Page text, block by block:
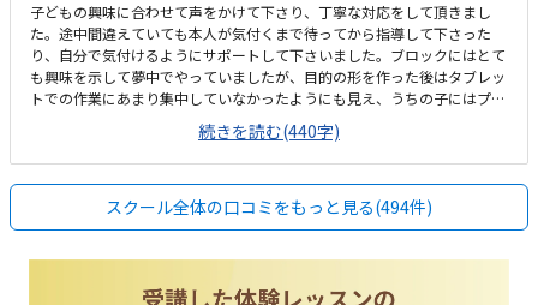
子どもの興味に合わせて声をかけて下さり、丁寧な対応をして頂きまし
た。途中間違えていても本人が気付くまで待ってから指導して下さった
り、自分で気付けるようにサポートして下さいました。ブロックにはとて
も興味を示して夢中でやっていましたが、目的の形を作った後はタブレッ
トでの作業にあまり集中していなかったようにも見え、うちの子にはプロ
グラミングとしては興味の方向が違うのかなぁという印象でした。駅から
も近く、場所も分かりやすかったです。車では行きにくく、駐車場もない
ので、雨の日の送迎をどうしようかなぁというところです。本来は中高生
以上が対象の塾なのだと思うので殺風景な印象ではありましたが、子ども
にとっては余計な誘惑もなく良いのかもしれません。月に2回でこの値段
かぁとは思いましたが、プログラミング教室としての相場感では大差ない
るのが楽しかったようです。
続きを読む(440字)
スクール全体の口コミをもっと見る(494件)